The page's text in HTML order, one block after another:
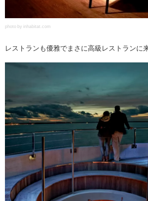
photo by inhabitat.com
レストランも優雅でまさに高級レストランに